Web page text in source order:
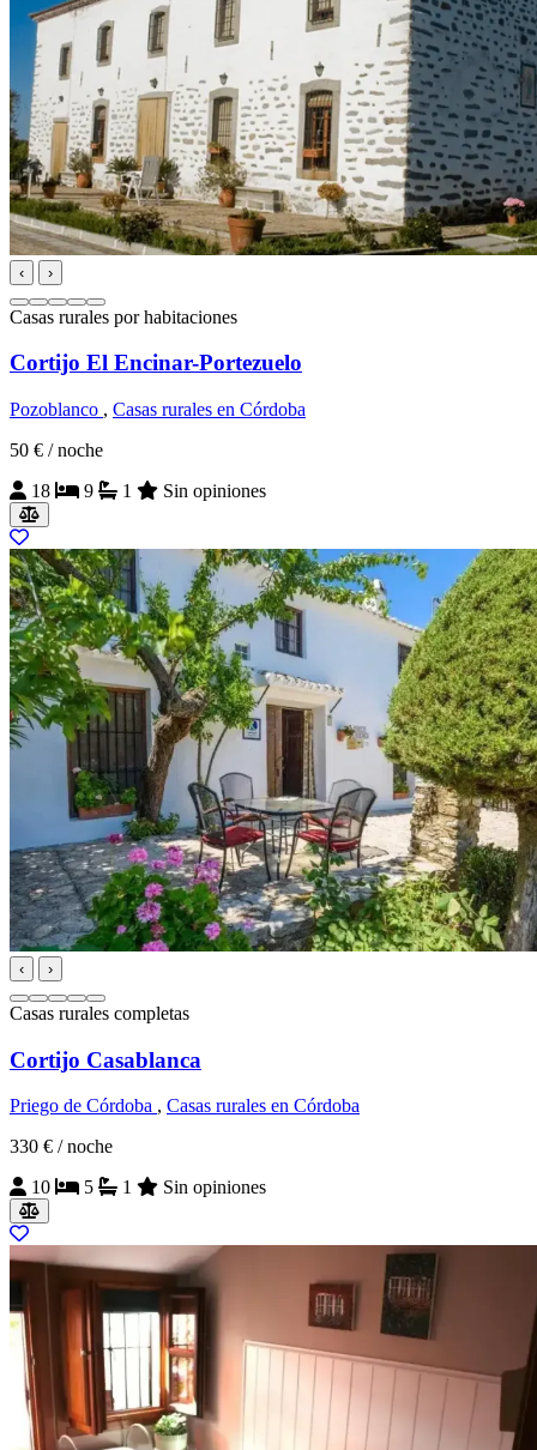
‹ ›
Casas rurales por habitaciones
Cortijo El Encinar-Portezuelo
Pozoblanco , Casas rurales en Córdoba
50 € / noche
18
9 1 Sin opiniones
‹ ›
Casas rurales completas
Cortijo Casablanca
Priego de Córdoba , Casas rurales en Córdoba
330 € / noche
10
5 1 Sin opiniones